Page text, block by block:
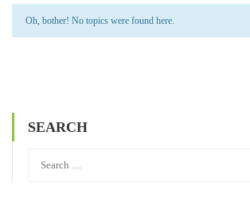
Oh, bother! No topics were found here.
SEARCH